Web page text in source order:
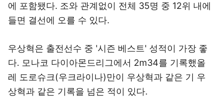
에 포함됐다. 조와 관계없이 전체 35명 중 12위 내에
들면 결선에 오를 수 있다.
우상혁은 출전선수 중 '시즌 베스트' 성적이 가장 좋
다. 모나코 다이아몬드리그에서 2m34를 기록했올
레 도로슈크(우크라이나)만이 우상혁과 같은 기 우
상혁과 같은 기록을 넘은 적이 있다.